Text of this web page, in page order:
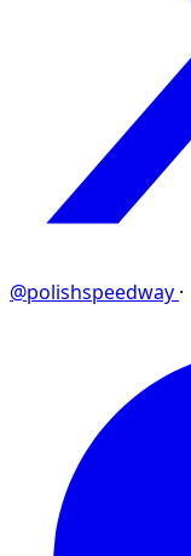
@polishspeedway ·